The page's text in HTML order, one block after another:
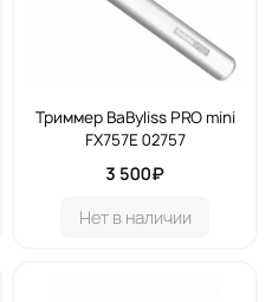
Триммер BaByliss PRO mini
FX757E 02757
3 500₽
Нет в наличии